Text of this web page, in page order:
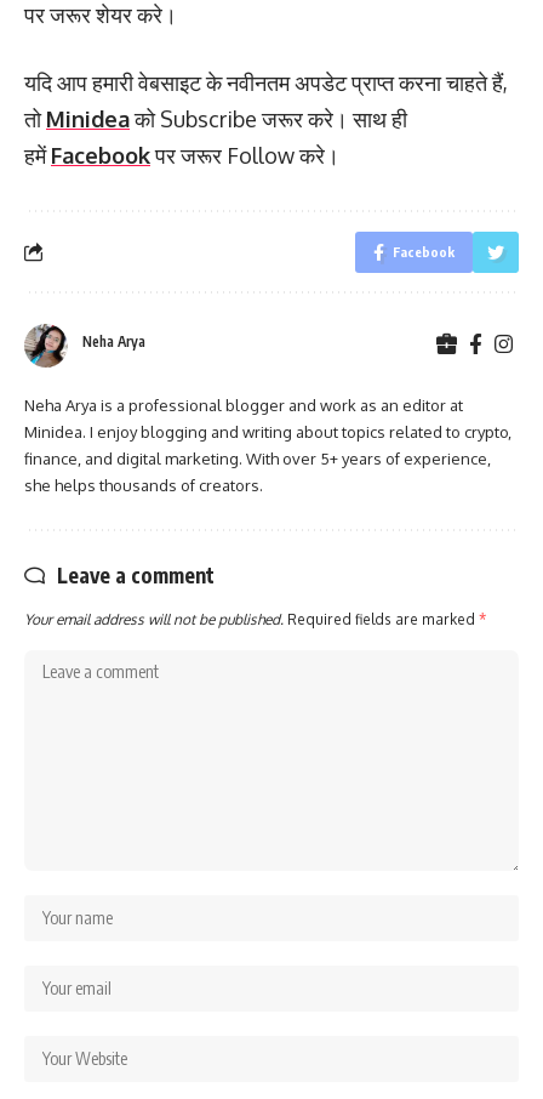
पर जरूर शेयर करे।
यदि आप हमारी वेबसाइट के नवीनतम अपडेट प्राप्त करना चाहते हैं,
तोMinideaको Subscribe जरूर करे। साथ ही
हमेंFacebookपर जरूर Follow करे।
Facebook
Neha Arya
Neha Arya is a professional blogger and work as an editor at
Minidea. I enjoy blogging and writing about topics related to crypto,
finance, and digital marketing. With over 5+ years of experience,
she helps thousands of creators.
Leave a comment
Your email address will not be published. Required fields are marked *